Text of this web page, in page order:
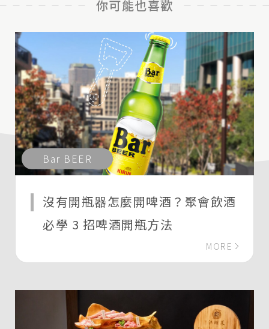
你可能也喜歡
Bar BEER
沒有開瓶器怎麼開啤酒？聚會飲酒
必學 3 招啤酒開瓶方法
MORE